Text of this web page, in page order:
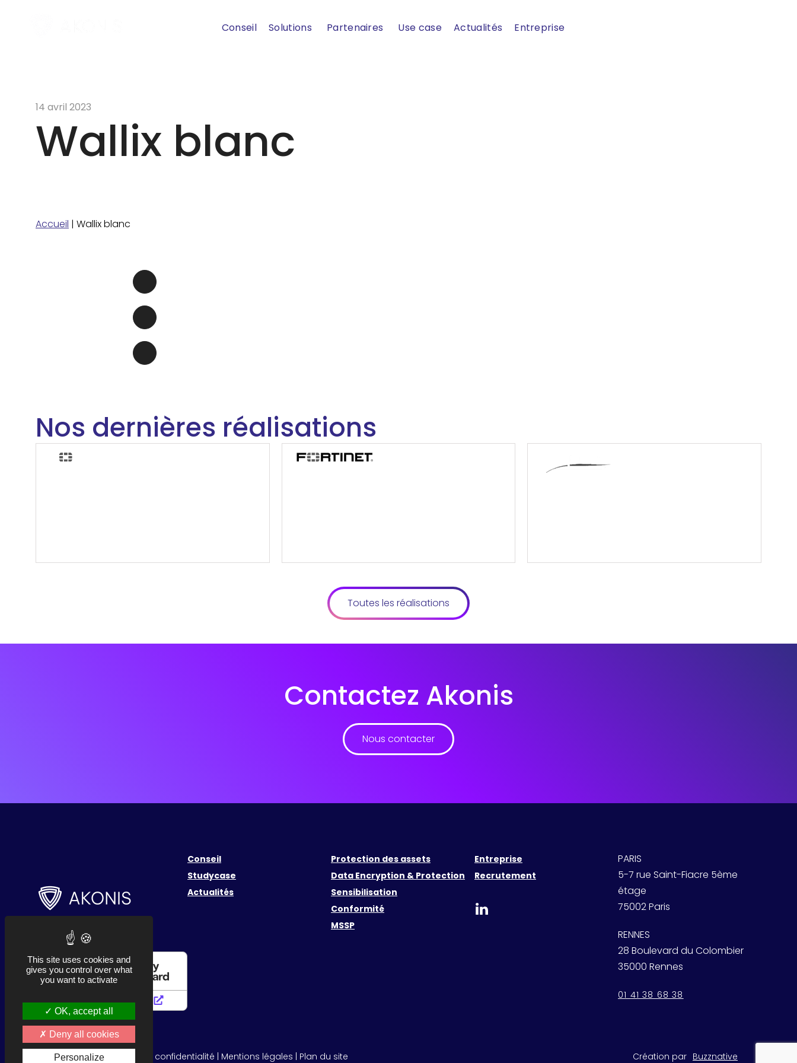
Conseil Solutions Partenaires Use case Actualités Entreprise
14 avril 2023
Wallix blanc
Accueil | Wallix blanc
Nos dernières réalisations
Toutes les réalisations
Contactez Akonis
Nous contacter
Conseil
Studycase
Actualités
Protection des assets
Data Encryption & Protection
Sensibilisation
Conformité
MSSP
Entreprise
Recrutement
PARIS
5-7 rue Saint-Fiacre 5ème
étage
75002 Paris
RENNES
28 Boulevard du Colombier
35000 Rennes
01 41 38 68 38
© 2026 AKONIS |Politique de confidentialité | Mentions légales | Plan du site Création par Buzznative
This site uses cookies and
gives you control over what
you want to activate
OK, accept all
Deny all cookies
Personalize